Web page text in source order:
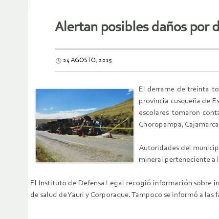
Alertan posibles daños por
24 AGOSTO, 2015
El derrame de treinta
provincia cusqueña de
escolares tomaron
Choropampa,
Autoridades del
mineral perteneciente a
El Instituto de Defensa Legal recogió información sobre
de salud de Yauri y Corporaque. Tampoco se informó a